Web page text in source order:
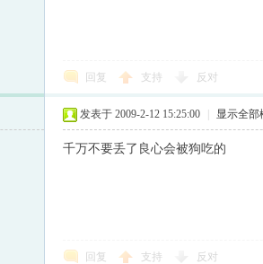
回复 支持 反对
发表于 2009-2-12 15:25:00 显示全部
千万不要丢了良心会被狗吃的
回复 支持 反对